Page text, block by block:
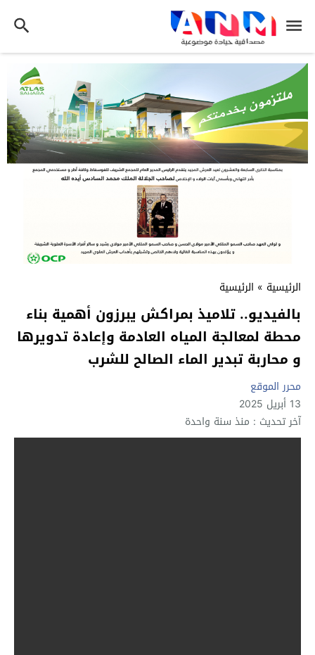
الرئيسية » الرئيسية
بالفيديو.. تلاميذ بمراكش يبرزون أهمية بناء
محطة لمعالجة المياه العادمة وإعادة تدويرها
و محاربة تبدير الماء الصالح للشرب
محرر الموقع
13 أبريل 2025
آخر تحديث : منذ سنة واحدة